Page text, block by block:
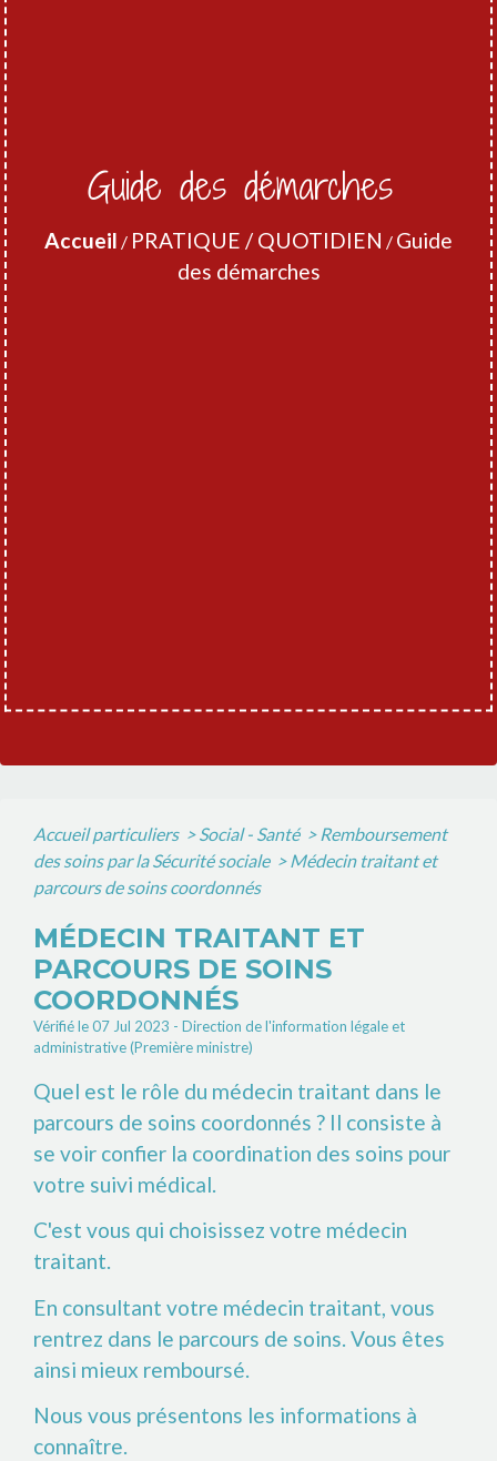
Guide des démarches
Accueil / PRATIQUE / QUOTIDIEN / Guide
des démarches
Accueil particuliers > Social - Santé > Remboursement
des soins par la Sécurité sociale > Médecin traitant et
parcours de soins coordonnés
MÉDECIN TRAITANT ET
PARCOURS DE SOINS
COORDONNÉS
Vérifié le 07 Jul 2023 - Direction de l'information légale et
administrative (Première ministre)
Quel est le rôle du médecin traitant dans le
parcours de soins coordonnés ? Il consiste à
se voir confier la coordination des soins pour
votre suivi médical.
C'est vous qui choisissez votre médecin
traitant.
En consultant votre médecin traitant, vous
rentrez dans le parcours de soins. Vous êtes
ainsi mieux remboursé.
Nous vous présentons les informations à
connaître.